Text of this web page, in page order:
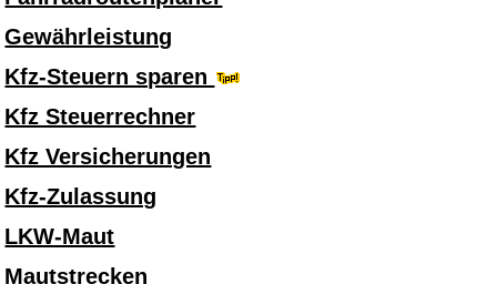
Gewährleistung
Kfz-Steuern sparen
Kfz Steuerrechner
Kfz Versicherungen
Kfz-Zulassung
LKW-Maut
Mautstrecken